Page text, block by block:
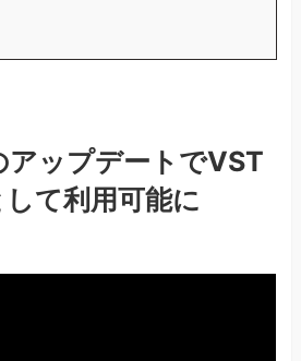
ップデートでVST
て利用可能に